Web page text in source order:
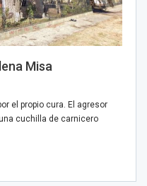
Misa
el propio cura. El agresor
cuchilla de carnicero